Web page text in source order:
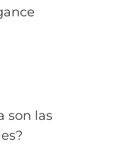
son las